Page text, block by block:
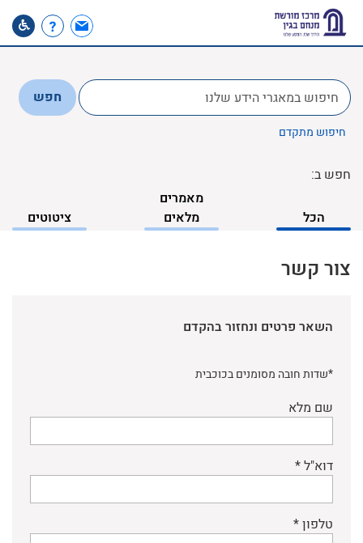
לחפש
ב:
חפש
חיפוש מתקדם
חפש ב:
הכל
מאמרים
מלאים
ציטוטים
צור קשר
השאר פרטים ונחזור בהקדם
*שדות חובה מסומנים בכוכבית
שם מלא
דוא"ל *
טלפון *